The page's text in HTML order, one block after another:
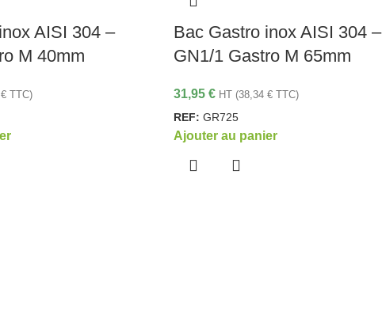
AISI 304 –
M 40mm
€ TTC)
Bac Gastro inox AISI 304 –
GN1/1 Gastro M 65mm
31,95 € HT (38,34 € TTC)
REF: GR725
Ajouter au panier